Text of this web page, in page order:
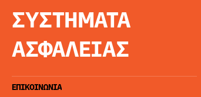
ΣΥΣΤΗΜΑΤΑ
ΑΣΦΑΛΕΙΑΣ
ΕΠΙΚΟΙΝΩΝΙΑ